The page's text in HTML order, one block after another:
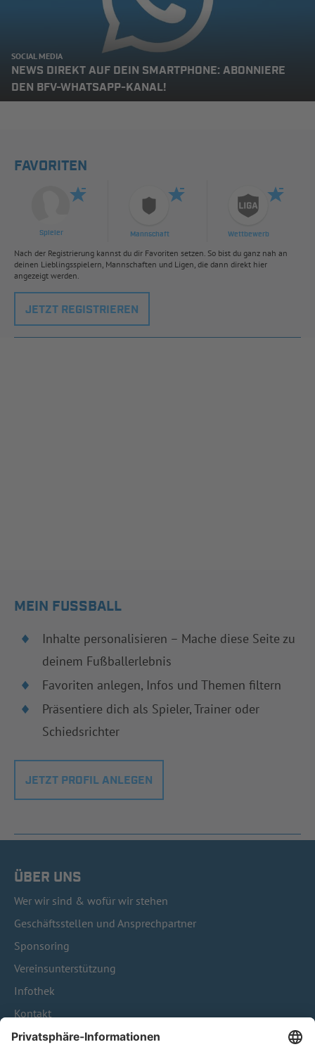
SOCIAL MEDIA
NEWS DIREKT AUF DEIN SMARTPHONE: ABONNIERE
DEN BFV-WHATSAPP-KANAL!
FAVORITEN
Spieler Mannschaft Wettbewerb
Nach der Registrierung kannst du dir Favoriten setzen. So bist du ganz nah an
deinen Lieblingsspielern, Mannschaften und Ligen, die dann direkt hier
angezeigt werden.
JETZT REGISTRIEREN
MEIN FUSSBALL
Inhalte personalisieren – Mache diese Seite zu
deinem Fußballerlebnis
Favoriten anlegen, Infos und Themen filtern
Präsentiere dich als Spieler, Trainer oder
Schiedsrichter
JETZT PROFIL ANLEGEN
ÜBER UNS
Wer wir sind & wofür wir stehen
Geschäftsstellen und Ansprechpartner
Sponsoring
Vereinsunterstützung
Infothek
Kontakt